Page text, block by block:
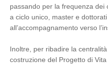
passando per la frequenza dei
a ciclo unico, master e
all’accompagnamento verso
Inoltre, per ribadire la
costruzione del Progetto di